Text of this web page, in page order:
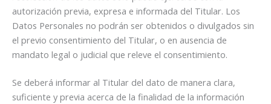
autorización previa, expresa e informada del Titular. Los
Datos Personales no podrán ser obtenidos o divulgados sin
el previo consentimiento del Titular, o en ausencia de
mandato legal o judicial que releve el consentimiento.
Se deberá informar al Titular del dato de manera clara,
suficiente y previa acerca de la finalidad de la información